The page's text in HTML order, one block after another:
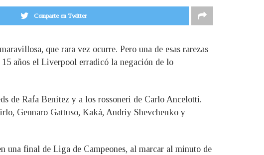
Comparte en Twitter
que rara vez ocurre. Pero una de esas rarezas
años el Liverpool erradicó la negación de lo
de Rafa Benítez y a los rossoneri de Carlo Ancelotti.
Gennaro Gattuso, Kaká, Andriy Shevchenko y
una final de Liga de Campeones, al marcar al minuto de